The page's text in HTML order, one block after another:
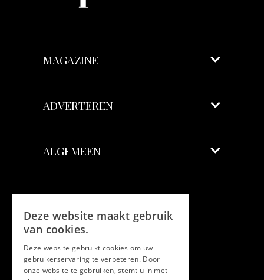
MAGAZINE
ADVERTEREN
ALGEMEEN
Facebook
Twitter
Deze website maakt gebruik
van cookies.
Deze website gebruikt cookies om uw
gebruikerservaring te verbeteren. Door
onze website te gebruiken, stemt u in met